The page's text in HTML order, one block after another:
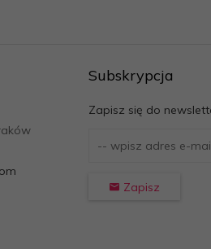
Subskrypcja
Zapisz się do
Zapisz